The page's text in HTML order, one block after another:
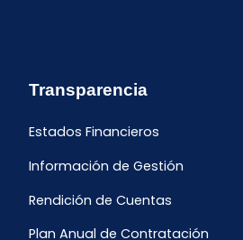
Transparencia
Estados Financieros
Información de Gestión
Rendición de Cuentas
Plan Anual de Contratación